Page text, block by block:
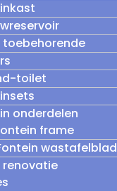
toebehorende
toilet
onderdelen
frame
wastafelblad
renovatie